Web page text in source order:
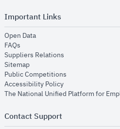
Important Links
Open Dataopens in new window
FAQs
Suppliers Relations
Sitemapopens in new window
Public Competitions
Accessibility Policyopens in new
The National Unified Platform for
Contact Support